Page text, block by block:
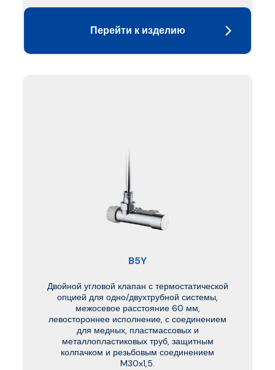
Перейти к изделию
B5Y
Двойной угловой клапан с термостатической
опцией для одно/двухтрубной системы,
межосевое расстояние 60 мм,
левостороннее исполнение, с соединением
для медных, пластмассовых и
металлопластиковых труб, защитным
колпачком и резьбовым соединением
M30x1,5.